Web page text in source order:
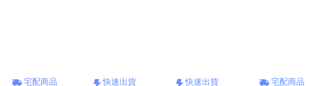
宅配商品 快速出貨 快速出貨 宅配商品